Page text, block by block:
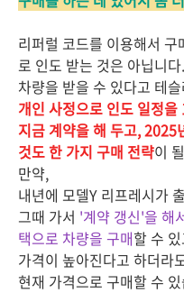
리퍼럴 코드를 이용해서
로 인도 받는 것은 아닙니다.
차량을 받을 수 있다고 테
개인 사정으로 인도 일정
지금 계약을 해 두고, 2025
것도 한 가지 구매 전략이
만약,
내년에 모델Y 리프레시가
그때 가서 '계약 갱신'을 해
택으로 차량을 구매할 수
가격이 높아진다고 하더라
현재 가격으로 구매할 수